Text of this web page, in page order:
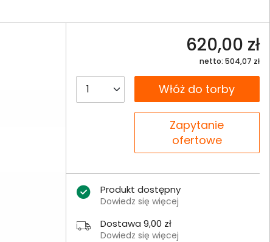
620,00 zł
netto: 504,07 zł
__B2C.PRODUCT.QUANTITY
__B2C.PRODUCT.QUANTITY
Włóż do torby
Zapytanie
ofertowe
Produkt dostępny
Dowiedz się więcej
Dostawa 9,00 zł
Dowiedz się więcej